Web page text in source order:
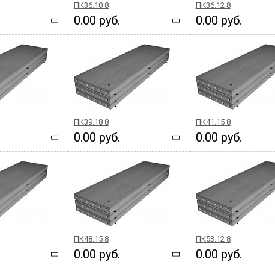
ПК36.10 8
0.00 руб.
ПК36.12 8
0.00 руб.
ПК39.18 8
0.00 руб.
ПК41.15 8
0.00 руб.
ПК48.15 8
0.00 руб.
ПК53.12 8
0.00 руб.